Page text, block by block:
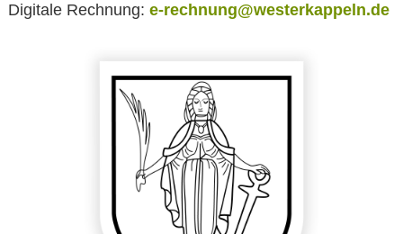
Digitale Rechnung: e-rechnung@westerkappeln.de